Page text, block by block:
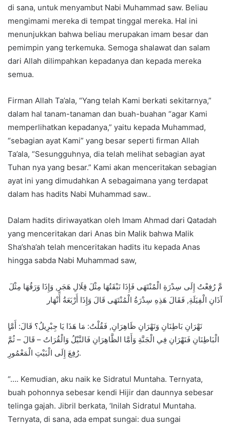
di sana, untuk menyambut Nabi Muhammad saw. Beliau
mengimami mereka di tempat tinggal mereka. Hal ini
menunjukkan bahwa beliau merupakan imam besar dan
pemimpin yang terkemuka. Semoga shalawat dan salam
dari Allah dilimpahkan kepadanya dan kepada mereka
semua.
Firman Allah Ta’ala, “Yang telah Kami berkati sekitarnya,”
dalam hal tanam-tanaman dan buah-buahan “agar Kami
memperlihatkan kepadanya,” yaitu kepada Muhammad,
“sebagian ayat Kami” yang besar seperti firman Allah
Ta’ala, “Sesungguhnya, dia telah melihat sebagian ayat
Tuhan nya yang besar.” Kami akan menceritakan sebagian
ayat ini yang dimudahkan A sebagaimana yang terdapat
dalam has hadits Nabi Muhammad saw..
Dalam hadits diriwayatkan oleh Imam Ahmad dari Qatadah
yang menceritakan dari Anas bin Malik bahwa Malik
Sha’sha’ah telah menceritakan hadits itu kepada Anas
hingga sabda Nabi Muhammad saw,
مَّ رُفِعْتُ إِلَى سِدْرَةِ الْمُنْتَهَى فَإِذَا نَبْقَتُهَا مِثْلَ قِلَالِ هَجَرٍ, وَإِذَا وَرَقُهَا مِثْلَ
آذَانِ الْفِيَلَةِ, فَقَالَ هَذِهِ سِدْرَةُ الْمُنْتَهَى قَالَ وَإِذَا أَرْبَعَةُ أَنْهَار
الْبَاطِنَانِ فَنَهْرَانِ فِي الْجَنَّةِ وَأَمَّا الظَّاهِرَانِ فَالنَّيْلُ وَالْقُرَاتُ – قَالَ – ثُمَّ
رُفِعَ إِلَى الْبَيْتِ الْمَعْمُورِ.
“…. Kemudian, aku naik ke Sidratul Muntaha. Ternyata,
buah pohonnya sebesar kendi Hijir dan daunnya sebesar
telinga gajah. Jibril berkata, ‘Inilah Sidratul Muntaha.
Ternyata, di sana, ada empat sungai: dua sungai